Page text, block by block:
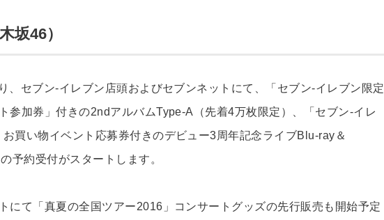
坂46）
、セブン-イレブン店頭およびセブンネットにて、「セブン-イレブン限定
参加券」付きの2ndアルバムType-A（先着4万枚限定）、「セブン-イレ
買い物イベント応募券付きのデビュー3周年記念ライブBlu-ray＆
予約受付がスタートします。
にて「真夏の全国ツアー2016」コンサートグッズの先行販売も開始予定